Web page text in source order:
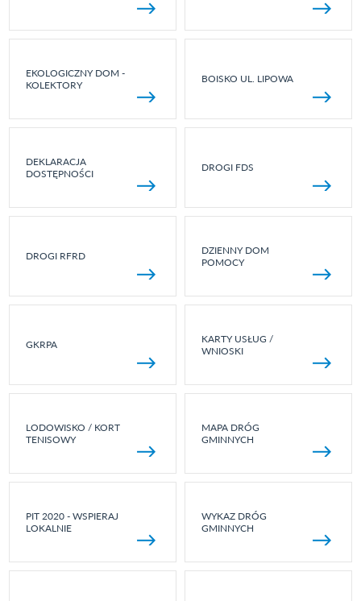
EKOLOGICZNY DOM -
KOLEKTORY
BOISKO UL. LIPOWA
DEKLARACJA
DOSTĘPNOŚCI
DROGI FDS
DROGI RFRD
DZIENNY DOM
POMOCY
GKRPA
KARTY USŁUG /
WNIOSKI
LODOWISKO / KORT
TENISOWY
MAPA DRÓG
GMINNYCH
PIT 2020 - WSPIERAJ
LOKALNIE
WYKAZ DRÓG
GMINNYCH